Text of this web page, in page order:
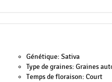
Génétique: Sativa
Type de graines: Graines
Temps de floraison: Court